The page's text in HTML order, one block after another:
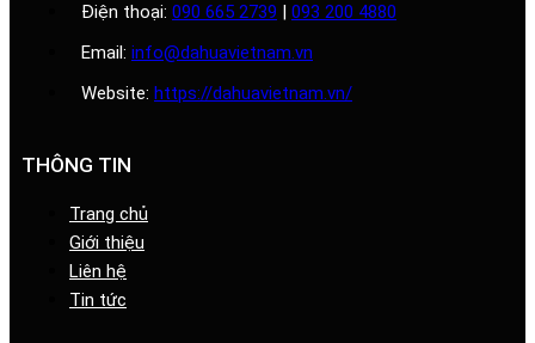
Điện thoại: 090 665 2739 | 093 200 4880
Email: info@dahuavietnam.vn
Website: https://dahuavietnam.vn/
THÔNG TIN
Trang chủ
Giới thiệu
Liên hệ
Tin tức